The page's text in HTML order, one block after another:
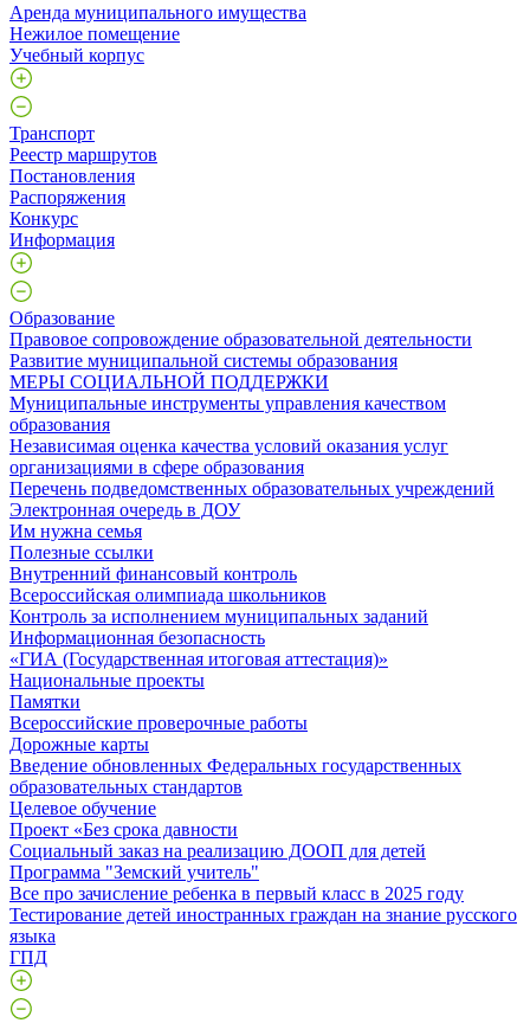
Аренда муниципального имущества
Нежилое помещение
Учебный корпус
Транспорт
Реестр маршрутов
Постановления
Распоряжения
Конкурс
Информация
Образование
Правовое сопровождение образовательной деятельности
Развитие муниципальной системы образования
МЕРЫ СОЦИАЛЬНОЙ ПОДДЕРЖКИ
Муниципальные инструменты управления качеством
образования
Независимая оценка качества условий оказания услуг
организациями в сфере образования
Перечень подведомственных образовательных учреждений
Электронная очередь в ДОУ
Им нужна семья
Полезные ссылки
Внутренний финансовый контроль
Всероссийская олимпиада школьников
Контроль за исполнением муниципальных заданий
Информационная безопасность
«ГИА (Государственная итоговая аттестация)»
Национальные проекты
Памятки
Всероссийские проверочные работы
Дорожные карты
Введение обновленных Федеральных государственных
образовательных стандартов
Целевое обучение
Проект «Без срока давности
Социальный заказ на реализацию ДООП для детей
Программа "Земский учитель"
Все про зачисление ребенка в первый класс в 2025 году
Тестирование детей иностранных граждан на знание русского
языка
ГПД